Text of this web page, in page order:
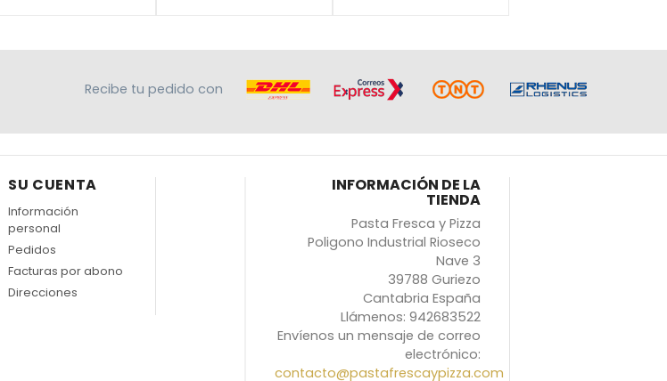
Recibe tu pedido con
SU CUENTA
Información
personal
Pedidos
Facturas por abono
Direcciones
INFORMACIÓN DE LA
TIENDA
Pasta Fresca y Pizza
Poligono Industrial Rioseco
Nave 3
39788 Guriezo
Cantabria España
Llámenos: 942683522
Envíenos un mensaje de correo
electrónico:
contacto@pastafrescaypizza.com